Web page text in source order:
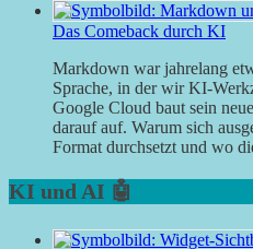
Das Comeback durch KI
Markdown war jahrelang
Sprache, in der wir KI-
Google Cloud baut sein
darauf auf. Warum sich
Format durchsetzt und wo
KI und AI 🤖